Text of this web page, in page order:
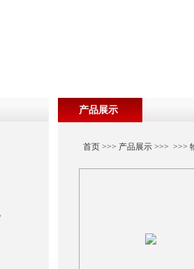
产品展示
首页>>> 产品展示>>> >>>